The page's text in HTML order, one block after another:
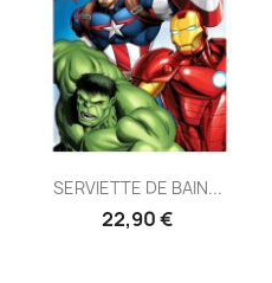
Aperçu rapide
SERVIETTE DE BAIN...
22,90 €